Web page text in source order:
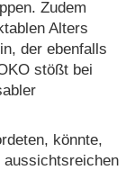
Zudem
Alters
der ebenfalls
stößt bei
könnte,